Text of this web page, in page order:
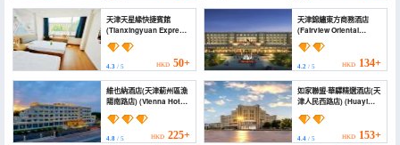
天津天星緣快捷賓館
(Tianxingyuan Express
Hotel Tianjin)
4.3 / 5 HKD 50+
天津錦繡東方商務酒店
(Fairview Oriental
Business Hotel Tianjin)
4.2/ 5 HKD 134+
維也納酒店(天津薊州區漁
陽南路店) (Vienna Hotel
Yuyang South Road))
4.8 / 5 HKD 225+
如家聯盟·華驛精選酒店(天
津人民西路店) (Huayi
Renmin West Road
4.4/ 5 HKD 153+